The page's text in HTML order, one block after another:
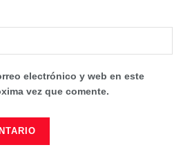
electrónico y web en este
vez que comente.